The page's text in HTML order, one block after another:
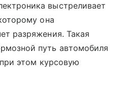
выстреливает
она
разряжения. Такая
путь автомобиля
этом курсовую